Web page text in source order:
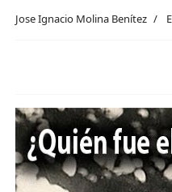
Jose Ignacio Molina Benítez